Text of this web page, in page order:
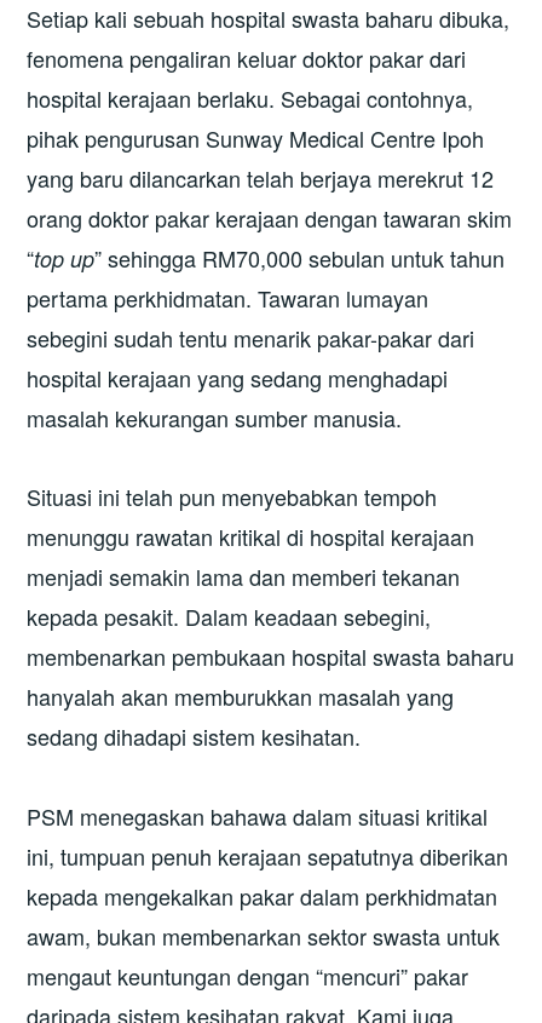
Setiap kali sebuah hospital swasta baharu dibuka,
fenomena pengaliran keluar doktor pakar dari
hospital kerajaan berlaku. Sebagai contohnya,
pihak pengurusan Sunway Medical Centre Ipoh
yang baru dilancarkan telah berjaya merekrut 12
orang doktor pakar kerajaan dengan tawaran skim
“top up” sehingga RM70,000 sebulan untuk tahun
pertama perkhidmatan. Tawaran lumayan
sebegini sudah tentu menarik pakar-pakar dari
hospital kerajaan yang sedang menghadapi
masalah kekurangan sumber manusia.
Situasi ini telah pun menyebabkan tempoh
menunggu rawatan kritikal di hospital kerajaan
menjadi semakin lama dan memberi tekanan
kepada pesakit. Dalam keadaan sebegini,
membenarkan pembukaan hospital swasta baharu
hanyalah akan memburukkan masalah yang
sedang dihadapi sistem kesihatan.
PSM menegaskan bahawa dalam situasi kritikal
ini, tumpuan penuh kerajaan sepatutnya diberikan
kepada mengekalkan pakar dalam perkhidmatan
awam, bukan membenarkan sektor swasta untuk
mengaut keuntungan dengan “mencuri” pakar
daripada sistem kesihatan rakyat. Kami juga